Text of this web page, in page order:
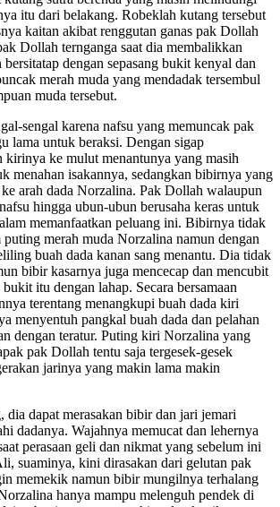
itu dari belakang. Robeklah kutang tersebut
kaitan akibat renggutan ganas pak Dollah
Dollah ternganga saat dia membalikkan
dengan sepasang bukit kenyal dan
merah muda yang mendadak tersembul
muda tersebut.
sengal karena nafsu yang memuncak pak
lama untuk beraksi. Dengan sigap
kirinya ke mulut menantunya yang masih
menahan isakannya, sedangkan bibirnya yang
arah dada Norzalina. Pak Dollah walaupun
hingga ubun-ubun berusaha keras untuk
memanfaatkan peluang ini. Bibirnya tidak
merah muda Norzalina namun dengan
buah dada kanan sang menantu. Dia tidak
bibir kasarnya juga mencecap dan mencubit
itu dengan lahap. Secara bersamaan
terentang menangkupi buah dada kiri
menyentuh pangkal buah dada dan pelahan
dengan teratur. Puting kiri Norzalina yang
pak Dollah tentu saja tergesek-gesek
jarinya yang makin lama makin
dia dapat merasakan bibir dan jari jemari
dadanya. Wajahnya memucat dan lehernya
perasaan geli dan nikmat yang sebelum ini
suaminya, kini dirasakan dari gelutan pak
memekik namun bibir mungilnya terhalang
hanya mampu melenguh pendek di